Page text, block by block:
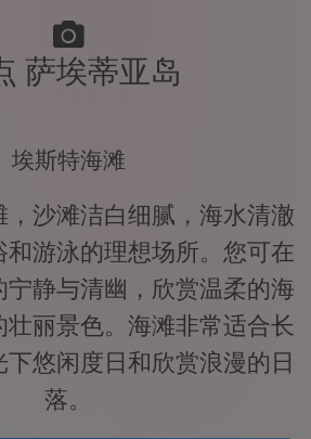
萨埃蒂亚岛
埃斯特海滩
沙滩洁白细腻，海水清澈
和游泳的理想场所。您可在
宁静与清幽，欣赏温柔的海
丽景色。海滩非常适合长
悠闲度日和欣赏浪漫的日
落。